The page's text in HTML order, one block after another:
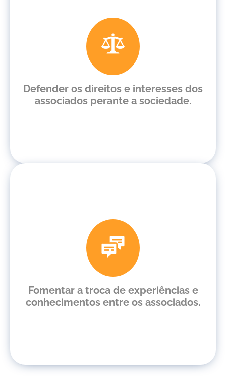
Defender os direitos e interesses dos
associados perante a sociedade.
Fomentar a troca de experiências e
conhecimentos entre os associados.